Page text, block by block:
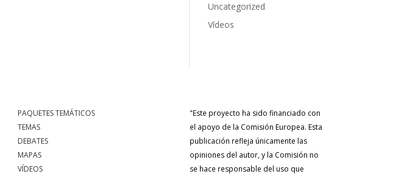
Uncategorized
Vídeos
PAQUETES TEMÁTICOS
TEMAS
DEBATES
MAPAS
VÍDEOS
"Este proyecto ha sido financiado con
el apoyo de la Comisión Europea. Esta
publicación refleja únicamente las
opiniones del autor, y la Comisión no
se hace responsable del uso que